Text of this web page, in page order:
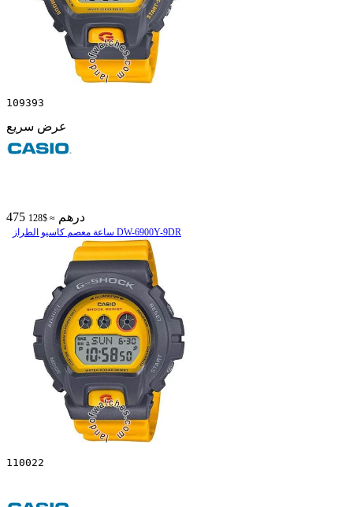
109393
عرض سريع
475 درهم ≈ $128
ساعة معصم کاسیو الطراز DW-6900Y-9DR
110022